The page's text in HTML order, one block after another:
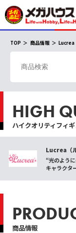
TOP 商品情報 Lucrea
HIGH
ハイクオリティフィ
Lucrea（
“光のよう
キャラクタ
商品情報